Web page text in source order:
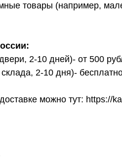
товары (например,
2-10 дней)- от 500
2-10 дня)-
можно тут: https://